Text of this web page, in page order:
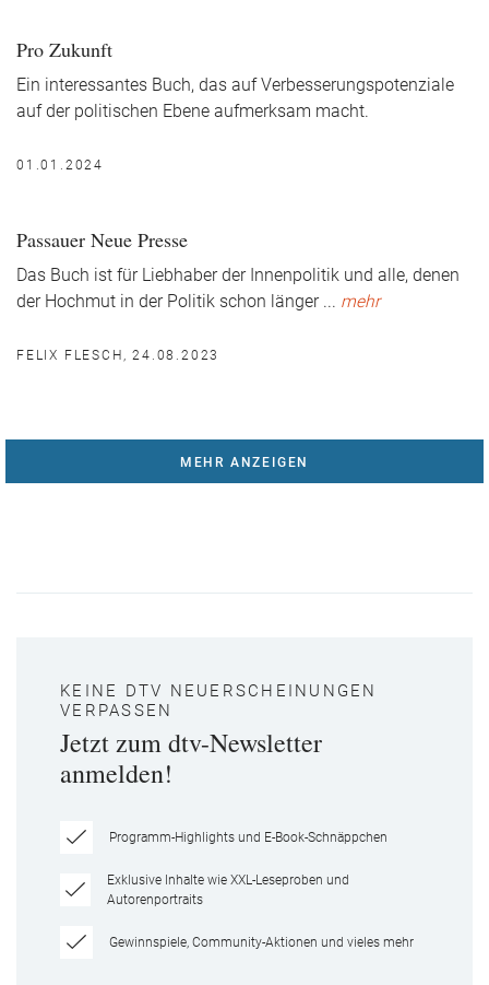
Pro Zukunft
Ein interessantes Buch, das auf Verbesserungspotenziale
auf der politischen Ebene aufmerksam macht.
01.01.2024
Passauer Neue Presse
Das Buch ist für Liebhaber der Innenpolitik und alle, denen
der Hochmut in der Politik schon länger ... mehr
FELIX FLESCH, 24.08.2023
MEHR ANZEIGEN
KEINE DTV NEUERSCHEINUNGEN
VERPASSEN
Jetzt zum dtv-Newsletter
anmelden!
Programm-Highlights und E-Book-Schnäppchen
Exklusive Inhalte wie XXL-Leseproben und
Autorenportraits
Gewinnspiele, Community-Aktionen und vieles mehr